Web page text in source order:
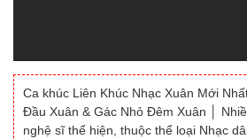
Ca khúc Liên Khúc Nhạc Xuân Mới
Đầu Xuân & Gác Nhỏ Đêm Xuân │
nghệ sĩ thể hiện, thuộc thể loại Nhạc